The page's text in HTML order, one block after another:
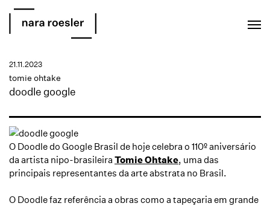
doodle google
tomie ohtake
21.11.2023
O Doodle do Google Brasil de hoje celebra o 110º aniversário
da artista nipo-brasileiraTomie Ohtake, uma das
principais representantes da arte abstrata no Brasil.
O Doodle faz referência a obras como a tapeçaria em grande